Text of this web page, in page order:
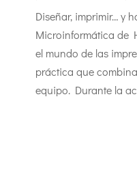
Diseñar, imprimir… y
Microinformática de
el mundo de las
práctica que
equipo. Durante la